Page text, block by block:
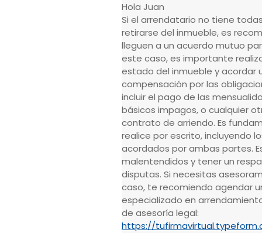
Hola Juan
Si el arrendatario no tiene
retirarse del inmueble, es
lleguen a un acuerdo mutuo
este caso, es importante
estado del inmueble y acordar
compensación por las
incluir el pago de las
básicos impagos, o cualquier
contrato de arriendo. Es
realice por escrito, incluyendo
acordados por ambas partes.
malentendidos y tener un
disputas. Si necesitas
caso, te recomiendo agendar
especializado en
de asesoría legal:
https://